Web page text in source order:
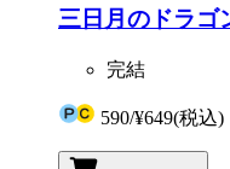
三日月のドラゴ
完結
590/¥649(税込)